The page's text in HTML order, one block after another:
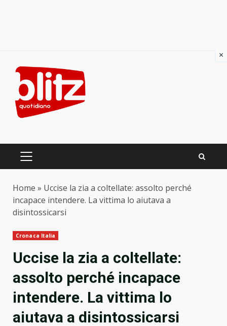
content
PRIMARY
Home » Uccise la zia a coltellate: assolto perché
incapace intendere. La vittima lo aiutava a
disintossicarsi
Cronaca Italia
Uccise la zia a coltellate:
assolto perché incapace
intendere. La vittima lo
aiutava a disintossicarsi
×